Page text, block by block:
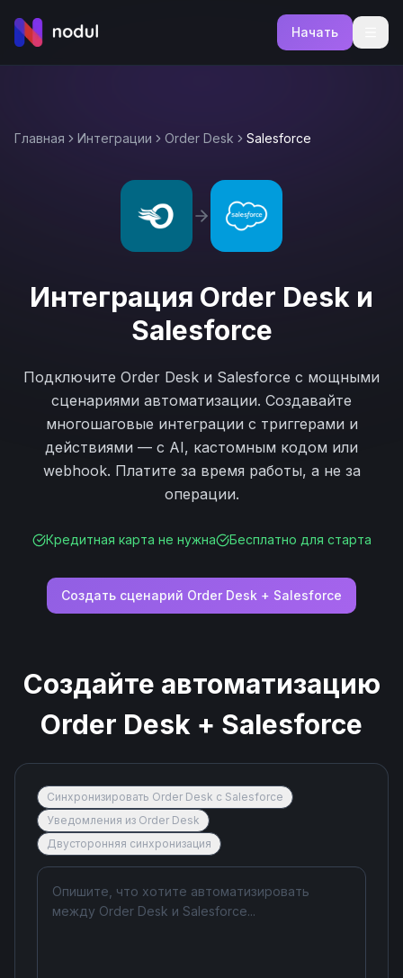
Начать
Главная Интеграции Order Desk Salesforce
Интеграция Order Desk и
Salesforce
Подключите Order Desk и Salesforce с мощными
сценариями автоматизации. Создавайте
многошаговые интеграции с триггерами и
действиями — с AI, кастомным кодом или
webhook. Платите за время работы, а не за
операции.
Кредитная карта не нужна Бесплатно для старта
Создать сценарий Order Desk + Salesforce
Создайте автоматизацию
Order Desk + Salesforce
Синхронизировать Order Desk с Salesforce
Уведомления из Order Desk
Двусторонняя синхронизация